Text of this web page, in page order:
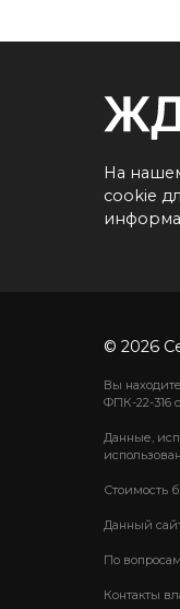
На
cookie
© 2026
Вы
ФПК-22-316
Данные,
Стоимость
Данный
По
Контакты